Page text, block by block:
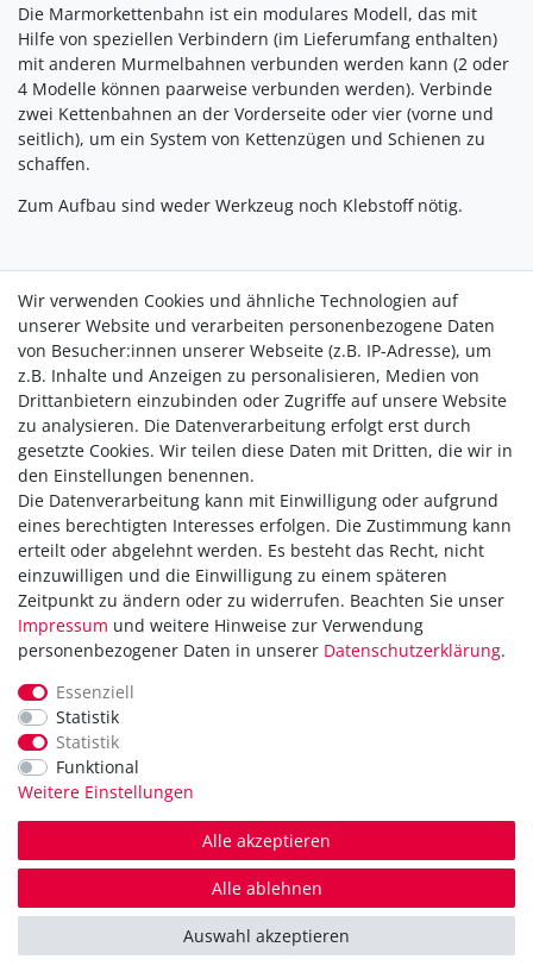
Die Marmorkettenbahn ist ein modulares Modell, das mit
Hilfe von speziellen Verbindern (im Lieferumfang enthalten)
mit anderen Murmelbahnen verbunden werden kann (2 oder
4 Modelle können paarweise verbunden werden). Verbinde
zwei Kettenbahnen an der Vorderseite oder vier (vorne und
seitlich), um ein System von Kettenzügen und Schienen zu
schaffen.
Zum Aufbau sind weder Werkzeug noch Klebstoff nötig.
Versandkostenfrei ab 40,-€
Zahlung
Versand
Daten­schutz­erklärung
AGB
Hinweis zur Batterieentsorgung
Erklärung zur Barrierefreiheit
Kontakt
Impressum
Widerrufsrecht
Vertrag widerrufen
© Copyright 2026 | Alle Rechte vorbehalten.
Wir verwenden Cookies und ähnliche Technologien auf
unserer Website und verarbeiten personenbezogene Daten
von Besucher:innen unserer Webseite (z.B. IP-Adresse), um
z.B. Inhalte und Anzeigen zu personalisieren, Medien von
Drittanbietern einzubinden oder Zugriffe auf unsere Website
zu analysieren. Die Datenverarbeitung erfolgt erst durch
gesetzte Cookies. Wir teilen diese Daten mit Dritten, die wir in
den Einstellungen benennen.
Die Datenverarbeitung kann mit Einwilligung oder aufgrund
eines berechtigten Interesses erfolgen. Die Zustimmung kann
erteilt oder abgelehnt werden. Es besteht das Recht, nicht
einzuwilligen und die Einwilligung zu einem späteren
Zeitpunkt zu ändern oder zu widerrufen. Beachten Sie unser
Impressum und weitere Hinweise zur Verwendung
personenbezogener Daten in unserer Daten­schutz­erklärung.
Essenziell
Statistik
Statistik
Funktional
Weitere Einstellungen
Alle akzeptieren
Alle ablehnen
Auswahl akzeptieren